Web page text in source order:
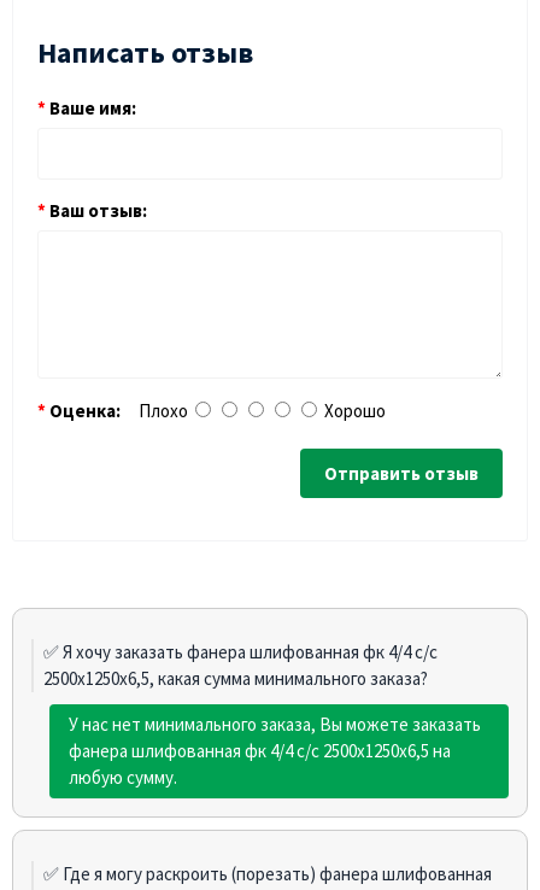
Написать отзыв
Ваше имя:
Ваш отзыв:
Оценка: Плохо Хорошо
Отправить отзыв
✅ Я хочу заказать фанера шлифованная фк 4/4 c/с
2500х1250х6,5, какая сумма минимального заказа?
У нас нет минимального заказа, Вы можете заказать
фанера шлифованная фк 4/4 c/с 2500х1250х6,5 на
любую сумму.
✅ Где я могу раскроить (порезать) фанера шлифованная